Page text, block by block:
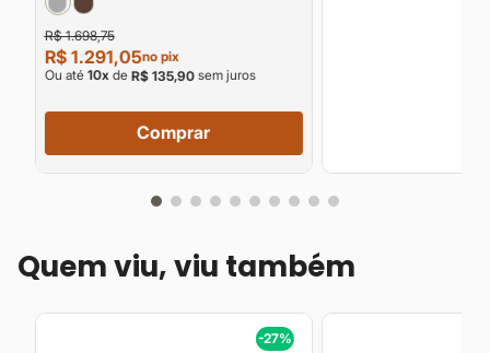
R$ 1.698,75
R$ 1.291,05no pix
Ou até 10x de R$ 135,90sem juros
Comprar
Quem viu, viu também
-27%